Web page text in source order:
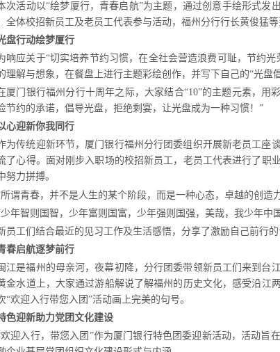
次活动以“绘梦厦行，青春启航”为主题 ， 通过创意手绘形式发出
全体校招新员工及老员工代表参与活动， 福州分行行长黄俊猛等
盘行动绘梦厦行
响应关于“切实培养节约习惯，在全社会营造浪费可耻，节约光
理解与想象 ， 在餐盘上进行主题彩绘创作， 并写下自己的“光盘
厦门银行福州分行十周年之际， 大家结合“10”的主题元素， 用
节约的承诺， 倡导光盘， 拒绝剩宴， 让光盘成为一种习惯！”
心迎新你我同行
为传统迎新环节， 厦门银行福州分行团委组织开展新老员工座
了心得。面对刚步入职场的校招新员工 ， 老员工代表进行了职
努力拼搏。
所谓青春， 并不是人生的某个阶段， 而是一种心态， 卓越的创造
少年智则国智， 少年富则国富 ， 少年强则国强 ， 美哉， 我少年中
员工们结合最近的见习工作及生活感悟， 分享了激励自己前行的
春启航逐梦前行
江是福州的母亲河 ，夜幕初降， 分行团委带领新员工们来到台
金水道上 ， 大家通过游船解说了解福州的历史文化，感受沿江
“欢迎入行带您入团”活动画上完美的句号。
色迎新助力党团文化建设
欢迎入行， 带您入团 ”作为厦门银行特色团委迎新活动，活动旨